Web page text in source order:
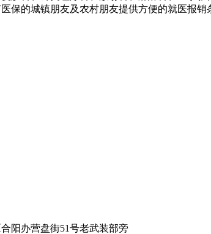
保的城镇朋友及农村朋友提供方便的就医报销
阳办营盘街51号老武装部旁